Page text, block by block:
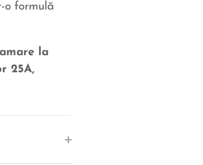
o formulă
la
25A,